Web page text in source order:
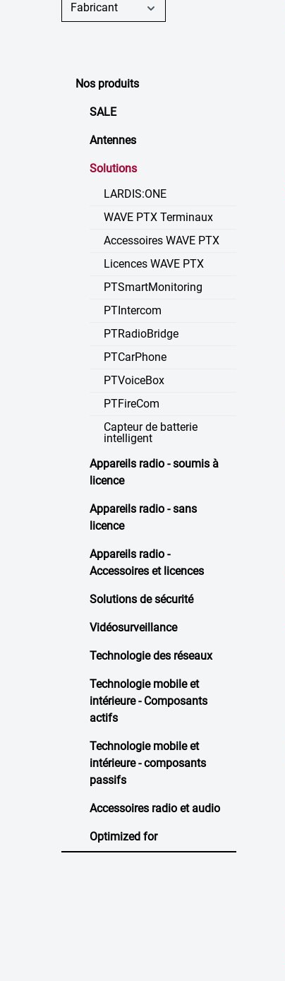
Fabricant
Nos produits
SALE
Antennes
Solutions
LARDIS:ONE
WAVE PTX Terminaux
Accessoires WAVE PTX
Licences WAVE PTX
PTSmartMonitoring
PTIntercom
PTRadioBridge
PTCarPhone
PTVoiceBox
PTFireCom
Capteur de batterie
intelligent
Appareils radio - soumis à
licence
Appareils radio - sans
licence
Appareils radio -
Accessoires et licences
Solutions de sécurité
Vidéosurveillance
Technologie des réseaux
Technologie mobile et
intérieure - Composants
actifs
Technologie mobile et
intérieure - composants
passifs
Accessoires radio et audio
Optimized for